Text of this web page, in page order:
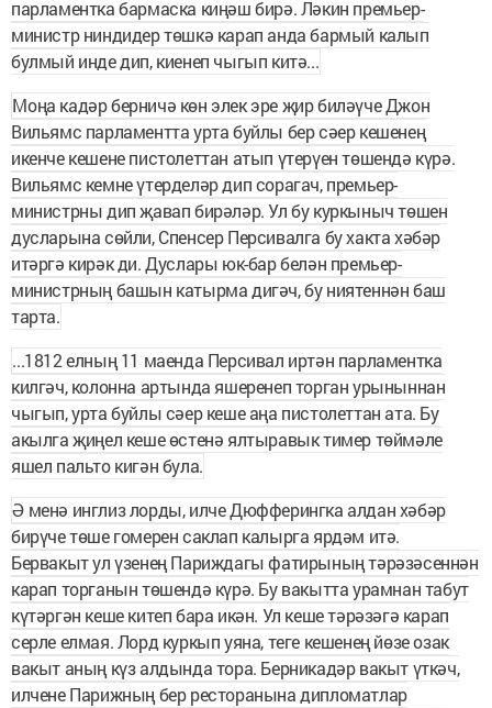
парламентка бармаска киңәш бирә. Ләкин премьер-
министр ниндидер төшкә карап анда бармый калып
булмый инде дип, киенеп чыгып китә...
Моңа кадәр берничә көн элек эре җир биләүче Джон
Вильямс парламентта урта буйлы бер сәер кешенең
икенче кешене пистолеттан атып үтерүен төшендә күрә.
Вильямс кемне үтерделәр дип сорагач, премьер-
министрны дип җавап бирәләр. Ул бу куркыныч төшен
дусларына сөйли, Спенсер Персивалга бу хакта хәбәр
итәргә кирәк ди. Дуслары юк-бар белән премьер-
министрның башын катырма дигәч, бу ниятеннән баш
тарта.
...1812 елның 11 маенда Персивал иртән парламентка
килгәч, колонна артында яшеренеп торган урыныннан
чыгып, урта буйлы сәер кеше аңа пистолеттан ата. Бу
акылга җиңел кеше өстенә ялтыравык тимер төймәле
яшел пальто кигән була.
Ә менә инглиз лорды, илче Дюфферингка алдан хәбәр
бирүче төше гомерен саклап калырга ярдәм итә.
Бервакыт ул үзенең Париждагы фатирының тәрәзә­сеннән
карап торганын төшендә күрә. Бу вакытта урамнан табут
күтәргән кеше китеп бара икән. Ул кеше тәрәзәгә карап
серле елмая. Лорд куркып уяна, теге кешенең йөзе озак
вакыт аның күз алдында тора. Берникадәр вакыт үткәч,
илчене Парижның бер ресторанына дипломатлар